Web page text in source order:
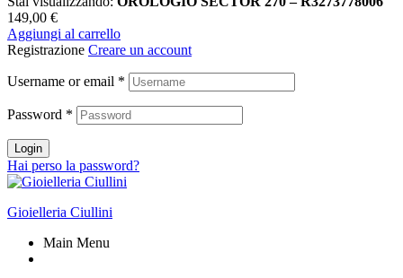
149,00 €
Aggiungi al carrello
Registrazione Creare un account
Username or email *
Password *
Login
Hai perso la password?
Gioielleria Ciullini
Main Menu